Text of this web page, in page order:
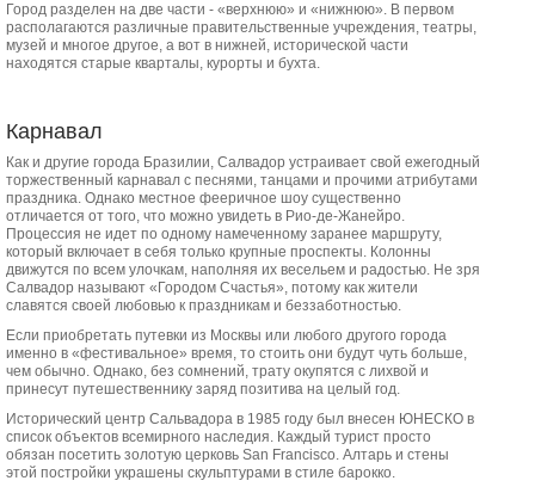
Город разделен на две части - «верхнюю» и «нижнюю». В первом
располагаются различные правительственные учреждения, театры,
музей и многое другое, а вот в нижней, исторической части
находятся старые кварталы, курорты и бухта.
Карнавал
Как и другие города Бразилии, Салвадор устраивает свой ежегодный
торжественный карнавал с песнями, танцами и прочими атрибутами
праздника. Однако местное фееричное шоу существенно
отличается от того, что можно увидеть в Рио-де-Жанейро.
Процессия не идет по одному намеченному заранее маршруту,
который включает в себя только крупные проспекты. Колонны
движутся по всем улочкам, наполняя их весельем и радостью. Не зря
Салвадор называют «Городом Счастья», потому как жители
славятся своей любовью к праздникам и беззаботностью.
Если приобретать путевки из Москвы или любого другого города
именно в «фестивальное» время, то стоить они будут чуть больше,
чем обычно. Однако, без сомнений, трату окупятся с лихвой и
принесут путешественнику заряд позитива на целый год.
Исторический центр Сальвадора в 1985 году был внесен ЮНЕСКО в
список объектов всемирного наследия. Каждый турист просто
обязан посетить золотую церковь San Francisco. Алтарь и стены
этой постройки украшены скульптурами в стиле барокко.